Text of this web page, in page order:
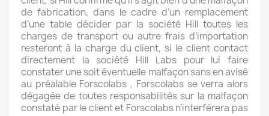
de fabrication, dans le cadre d’un remplacement
d’une table décider par la société Hill toutes les
charges de transport ou autre frais d’importation
resteront à la charge du client, si le client contact
directement la société Hill Labs pour lui faire
constater une soit éventuelle malfaçon sans en avisé
au préalable Forscolabs , Forscolabs se verra alors
dégagée de toutes responsabilités sur la malfaçon
constaté par le client et Forscolabs n’interférera pas